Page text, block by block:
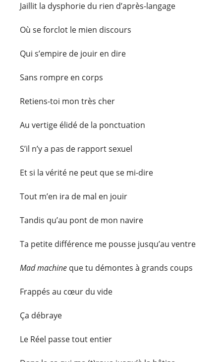
Jaillit la dysphorie du rien d’après-langage
Où se forclot le mien discours
Qui s’empire de jouir en dire
Sans rompre en corps
Retiens-toi mon très cher
Au vertige élidé de la ponctuation
S’il n’y a pas de rapport sexuel
Et si la vérité ne peut que se mi-dire
Tout m’en ira de mal en jouir
Tandis qu’au pont de mon navire
Ta petite différence me pousse jusqu’au ventre
Mad machine que tu démontes à grands coups
Frappés au cœur du vide
Ça débraye
Le Réel passe tout entier